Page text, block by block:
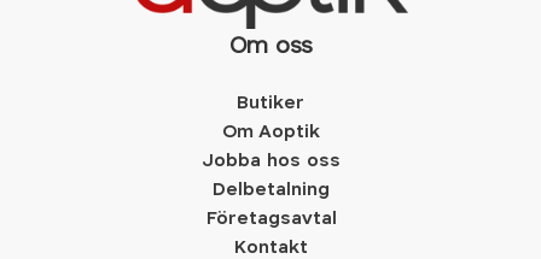
Om oss
Butiker
Om Aoptik
Jobba hos oss
Delbetalning
Företagsavtal
Kontakt